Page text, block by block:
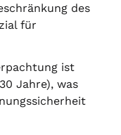
des
für
ist
Jahre), was